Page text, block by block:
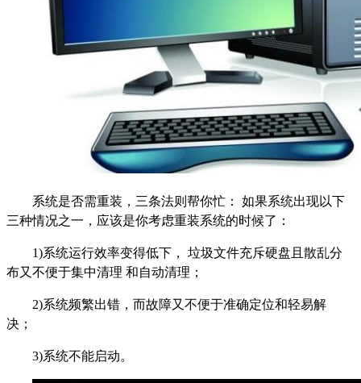
系统是否需重装，三条法则帮你忙： 如果系统出现以下
三种情况之一，应该是你考虑重装系统的时候了：
1)系统运行效率变得低下， 垃圾文件充斥硬盘且散乱分
布又不便于集中清理 和自动清理；
2)系统频繁出错，而故障又不便于准确定位和轻易解
决；
3)系统不能启动。